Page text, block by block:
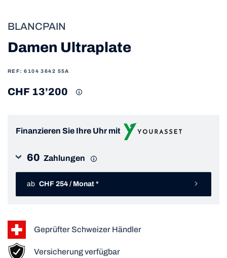
BLANCPAIN
Damen Ultraplate
REF: 6104 3642 55A
CHF 13’200
Finanzieren Sie Ihre Uhr mit
60 Zahlungen
ab CHF 254 / Monat *
Geprüfter Schweizer Händler
Versicherung verfügbar